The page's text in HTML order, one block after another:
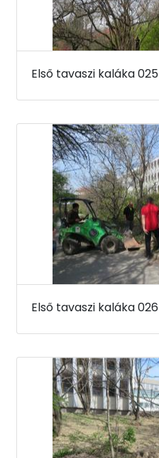
Első tavaszi kaláka 025
Első tavaszi kaláka 026